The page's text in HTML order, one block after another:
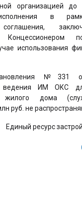
организацией
в
соглашения,
использования
№331 о
ИМ ОКС для
жилого дома
руб. не
Единый ресурс